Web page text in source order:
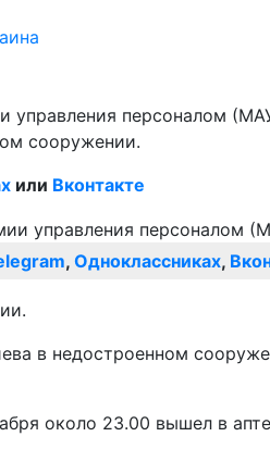
персоналом
сооружении.
или Вконтакте
, Одноклассниках,
в недостроенном
около 23.00 вышел в